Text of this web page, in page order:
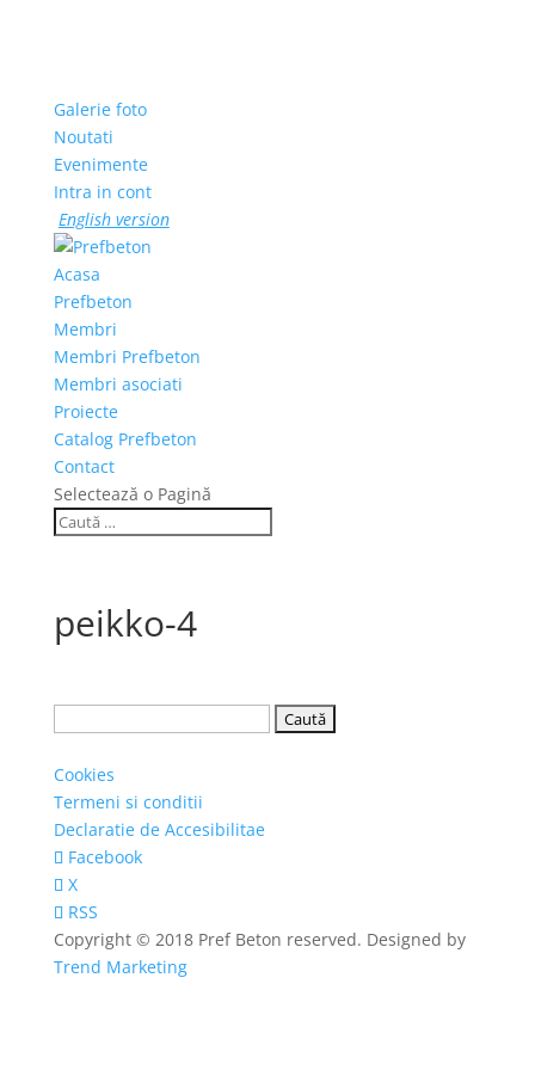
Galerie foto
Noutati
Evenimente
Intra in cont
English version
Acasa
Prefbeton
Membri
Membri Prefbeton
Membri asociati
Proiecte
Catalog Prefbeton
Contact
Selectează o Pagină
peikko-4
Cookies
Termeni si conditii
Declaratie de Accesibilitae
Facebook
X
RSS
Copyright © 2018 Pref Beton reserved. Designed by
Trend Marketing